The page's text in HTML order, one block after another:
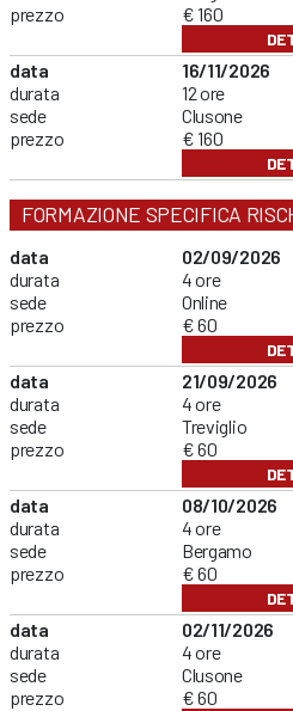
prezzo
€ 160
data
durata
sede
prezzo
16/11/2026
12 ore
Clusone
€ 160
FORMAZIONE SPECIFICA
data
durata
sede
prezzo
02/09/2026
4 ore
Online
€ 60
data
durata
sede
prezzo
21/09/2026
4 ore
Treviglio
€ 60
data
durata
sede
prezzo
08/10/2026
4 ore
Bergamo
€ 60
data
durata
sede
prezzo
02/11/2026
4 ore
Clusone
€ 60